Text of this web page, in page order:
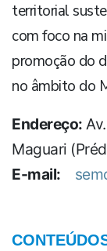
territorial
com foco na
promoção do
no âmbito do
Endereço:
Maguari
E-mail: